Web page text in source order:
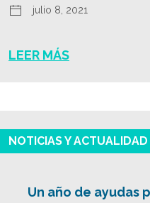
julio 8, 2021
LEER MÁS
NOTICIAS Y ACTUALIDAD
Un año de ayudas